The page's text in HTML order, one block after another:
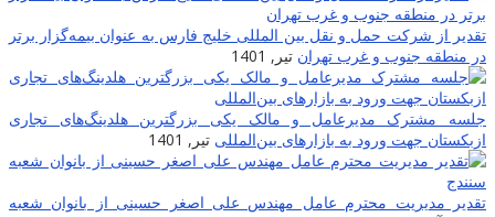
تقدیر از شرکت حمل و نقل بین المللی خلیج فارس به عنوان بیمه‌گزار برتر
در منطقه جنوب و غرب تهران تیر, 1401
جلسه مشترک مدیرعامل و مالک یکی بزرگترین هلدینگ‌‎های تجاری
ازبکستان جهت ورود به بازارهای بین‌المللی تیر, 1401
تقدیر مدیریت محترم عامل مهندس علی اصغر حسینی از بانوان شعبه